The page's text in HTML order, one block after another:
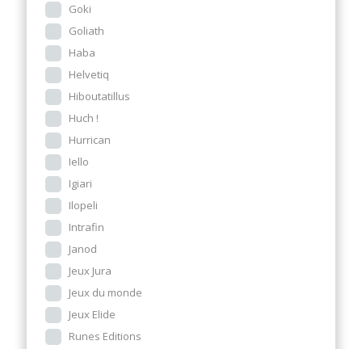
Goki
Goliath
Haba
Helvetiq
Hiboutatillus
Huch !
Hurrican
Iello
Igiari
Ilopeli
Intrafin
Janod
Jeux Jura
Jeux du monde
Jeux Elide
Runes Editions